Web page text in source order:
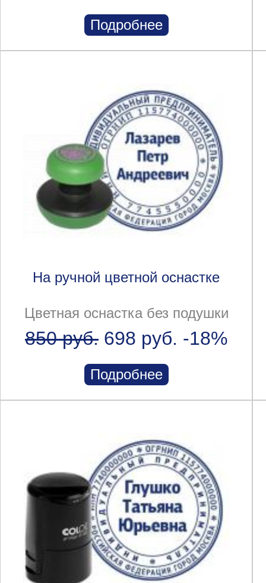
Подробнее
На ручной цветной оснастке
Цветная оснастка без подушки
850 руб. 698 руб. -18%
Подробнее